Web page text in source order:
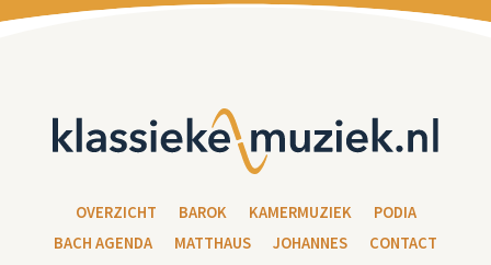
OVERZICHT BAROK KAMERMUZIEK
PODIA
BACH AGENDA
MATTHAUS JOHANNES CONTACT